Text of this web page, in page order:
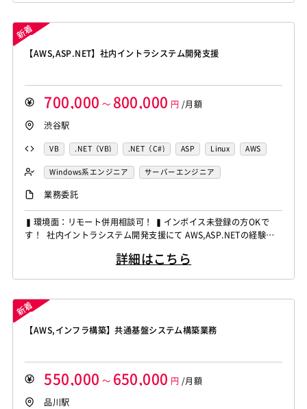
【AWS,ASP.NET】社内イントラシステム開発支援
700,000 ～ 800,000 円 /月額
渋谷駅
VB .NET（VB) .NET（C#) ASP Linux AWS
Windows系エンジニア サーバーエンジニア
業務委託
▍環境面：リモート併用相談可！ ▍インボイス未登録の方OKで
す！ 社内イントラシステム開発支援にて AWS,ASP.NETの経験者
発・保守 ・ASP.NETアプリのクラウド移行 ・Linux・Windows
詳細はこちら
【AWS,インフラ構築】共通基盤システム構築業務
550,000 ～ 650,000 円 /月額
品川駅